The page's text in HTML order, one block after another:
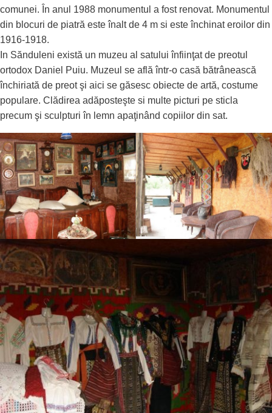
comunei. În anul 1988 monumentul a fost renovat. Monumentul
din blocuri de piatră este înalt de 4 m si este închinat eroilor din
1916-1918.
In Sănduleni există un muzeu al satului înfiinţat de preotul
ortodox Daniel Puiu. Muzeul se află într-o casă bătrânească
închiriată de preot şi aici se găsesc obiecte de artă, costume
populare. Clădirea adăposteşte si multe picturi pe sticla
precum şi sculpturi în lemn apaţinând copiilor din sat.